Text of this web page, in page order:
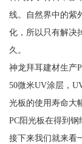
线。自然界中的紫
化，所以只有解决
久。
神龙拜耳建材生产
50微米UV涂层，
光板的使用寿命大
PC阳光板在得到
接下来我们就来看